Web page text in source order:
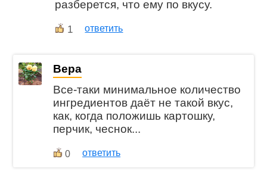
разберется, что ему по вкусу.
1 ответить
Вера
Все-таки минимальное количество
ингредиентов даёт не такой вкус,
как, когда положишь картошку,
перчик, чеснок...
0 ответить